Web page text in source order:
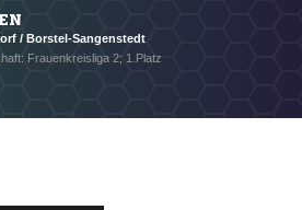
/ Borstel-Sangenstedt
Frauenkreisliga 2; 1.Platz